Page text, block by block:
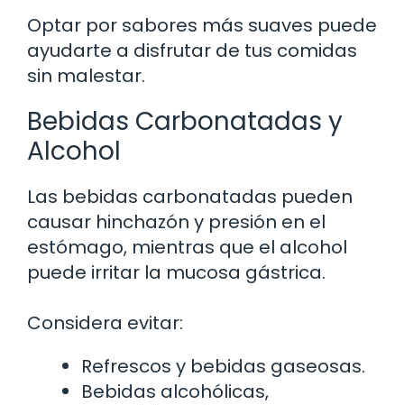
Optar por sabores más suaves puede
ayudarte a disfrutar de tus comidas
sin malestar.
Bebidas Carbonatadas y
Alcohol
Las bebidas carbonatadas pueden
causar hinchazón y presión en el
estómago, mientras que el alcohol
puede irritar la mucosa gástrica.
Considera evitar:
Refrescos y bebidas gaseosas.
Bebidas alcohólicas,